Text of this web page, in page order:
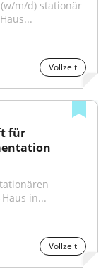
m/d) stationär
Vollzeit
für
in...
Vollzeit